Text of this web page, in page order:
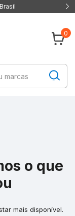
0
o que
mais disponível.